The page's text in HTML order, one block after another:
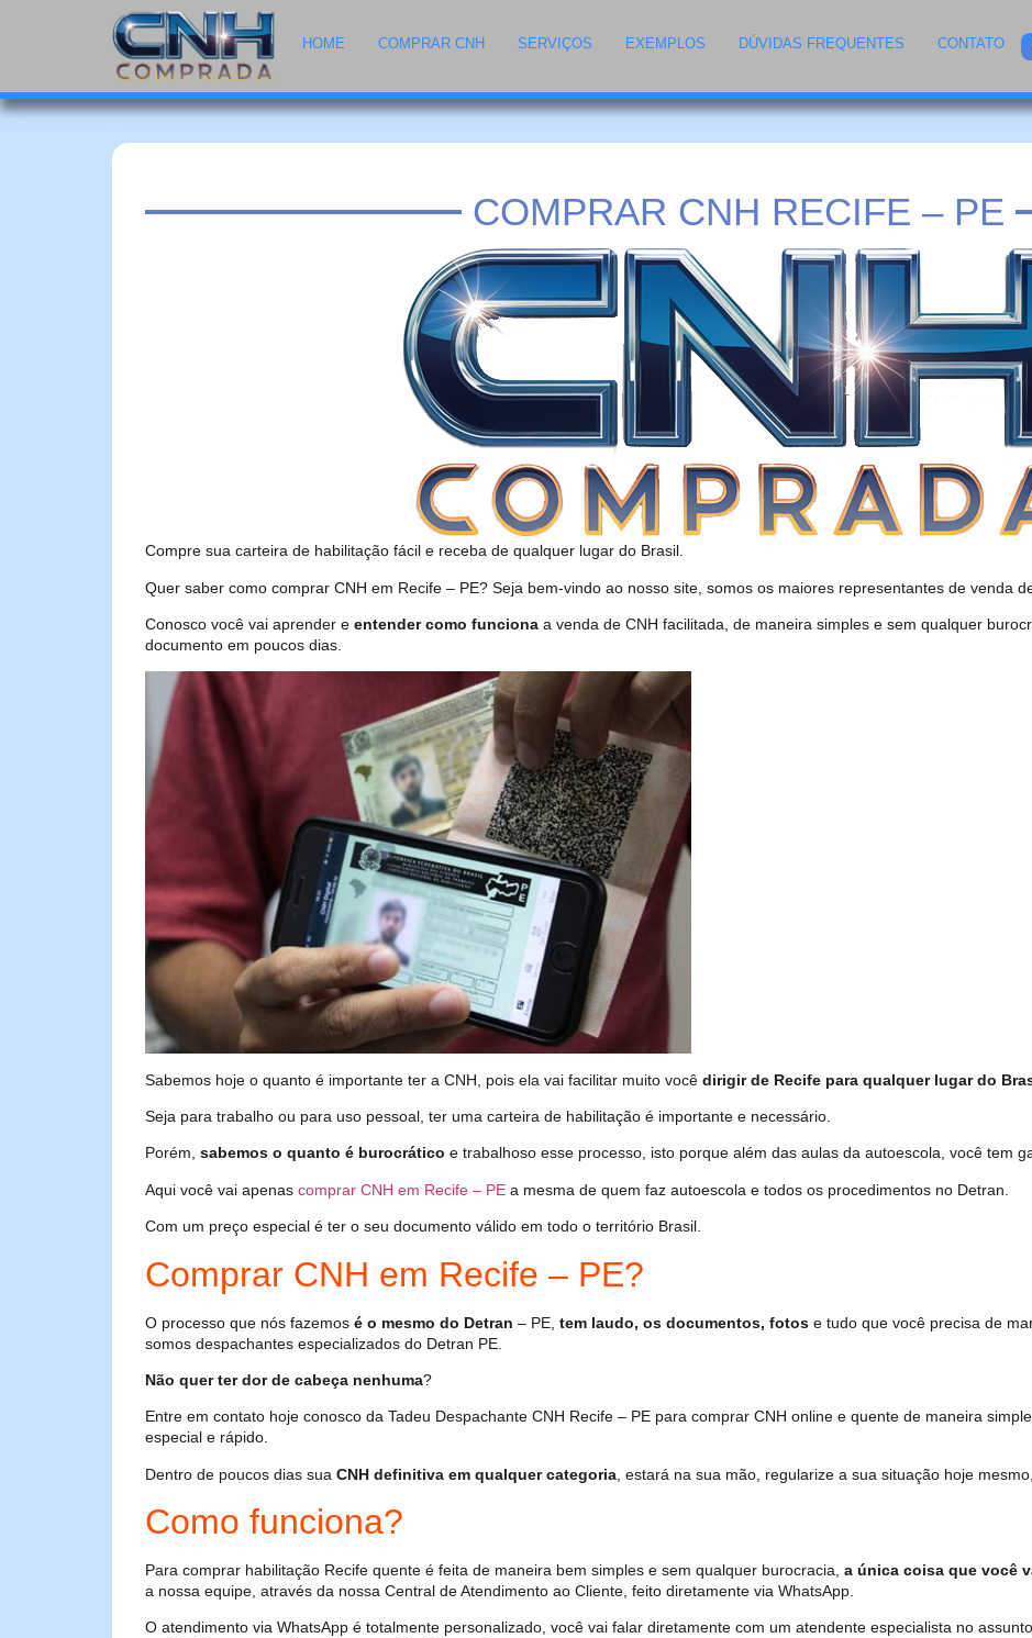
HOME COMPRAR CNH SERVIÇOS EXEMPLOS DÚVIDAS FREQUENTES CONTATO
COMPRAR CNH RECIFE – PE
Compre sua carteira de habilitação fácil e receba de qualquer lugar do Brasil.
Quer saber como comprar CNH em Recife – PE? Seja bem-vindo ao nosso site, somos os maiores representantes de venda
Conosco você vai aprender e entender como funciona a venda de CNH facilitada, de maneira simples e sem qualquer
documento em poucos dias.
Sabemos hoje o quanto é importante ter a CNH, pois ela vai facilitar muito você dirigir de Recife para qualquer lugar do
Seja para trabalho ou para uso pessoal, ter uma carteira de habilitação é importante e necessário.
Porém, sabemos o quanto é burocrático e trabalhoso esse processo, isto porque além das aulas da autoescola, você tem
Aqui você vai apenas comprar CNH em Recife – PE a mesma de quem faz autoescola e todos os procedimentos no Detran.
Com um preço especial é ter o seu documento válido em todo o território Brasil.
Comprar CNH em Recife – PE?
O processo que nós fazemos é o mesmo do Detran – PE, tem laudo, os documentos, fotos e tudo que você precisa de
somos despachantes especializados do Detran PE.
Não quer ter dor de cabeça nenhuma?
Entre em contato hoje conosco da Tadeu Despachante CNH Recife – PE para comprar CNH online e quente de maneira
especial e rápido.
Dentro de poucos dias sua CNH definitiva em qualquer categoria , estará na sua mão, regularize a sua situação hoje
Como funciona?
Para comprar habilitação Recife quente é feita de maneira bem simples e sem qualquer burocracia, a única coisa que você
a nossa equipe, através da nossa Central de Atendimento ao Cliente, feito diretamente via WhatsApp.
O atendimento via WhatsApp é totalmente personalizado, você vai falar diretamente com um atendente especialista no